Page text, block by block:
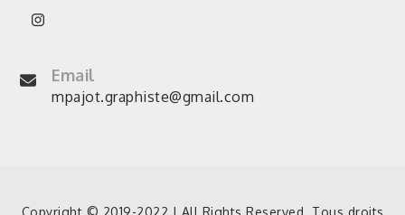
Email
mpajot.graphiste@gmail.com